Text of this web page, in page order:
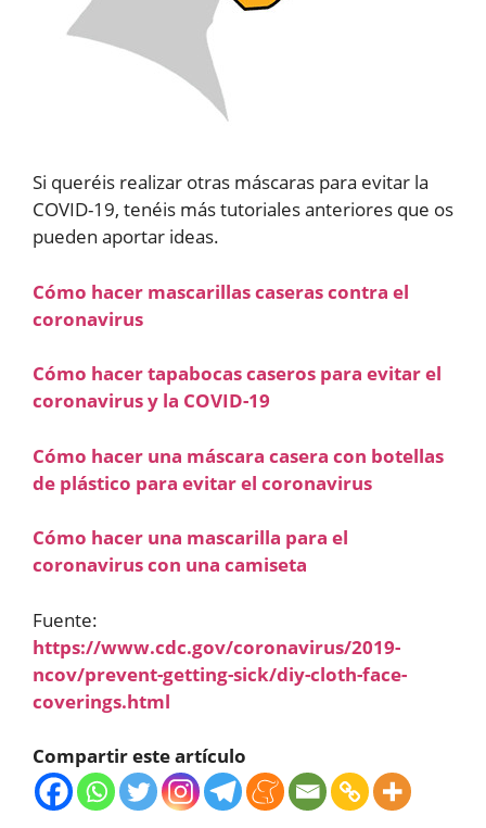
Si queréis realizar otras máscaras para evitar la
COVID-19, tenéis más tutoriales anteriores que os
pueden aportar ideas.
Cómo hacer mascarillas caseras contra el
coronavirus
Cómo hacer tapabocas caseros para evitar el
coronavirus y la COVID-19
Cómo hacer una máscara casera con botellas
de plástico para evitar el coronavirus
Cómo hacer una mascarilla para el
coronavirus con una camiseta
Fuente:
https://www.cdc.gov/coronavirus/2019-
ncov/prevent-getting-sick/diy-cloth-face-
coverings.html
Compartir este artículo